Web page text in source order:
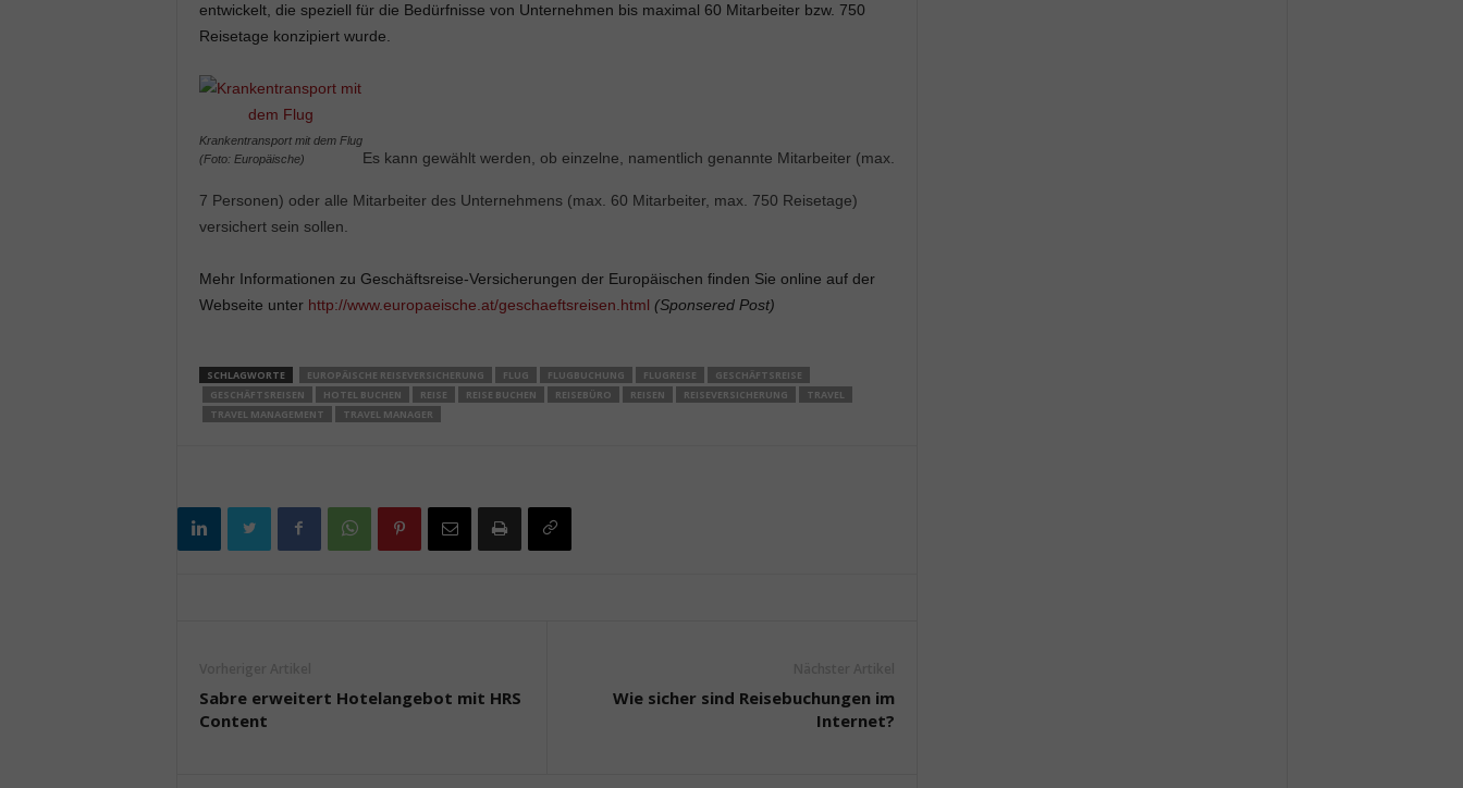
entwickelt, die speziell für die Bedürfnisse von Unternehmen bis maximal 60 Mitarbeiter bzw. 750
Reisetage konzipiert wurde.
Krankentransport mit dem Flug
(Foto: Europäische)
Es kann gewählt werden, ob einzelne, namentlich genannte Mitarbeiter (max.
7 Personen) oder alle Mitarbeiter des Unternehmens (max. 60 Mitarbeiter, max. 750 Reisetage)
versichert sein sollen.
Mehr Informationen zu Geschäftsreise-Versicherungen der Europäischen finden Sie online auf der
Webseite unter http://www.europaeische.at/geschaeftsreisen.html (Sponsered Post)
SCHLAGWORTE EUROPÄISCHE REISEVERSICHERUNG FLUG FLUGBUCHUNG FLUGREISE
GESCHÄFTSREISE
GESCHÄFTSREISEN
HOTEL BUCHEN REISE REISE BUCHEN REISEBÜRO REISEN REISEVERSICHERUNG
TRAVEL
TRAVEL MANAGEMENT
TRAVEL MANAGER
Sabre erweitert Hotelangebot mit HRS
Content
Wie sicher sind Reisebuchungen im
Internet?